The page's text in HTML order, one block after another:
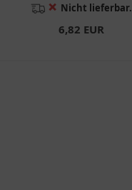
❌ Nicht lieferbar.
6,82 EUR